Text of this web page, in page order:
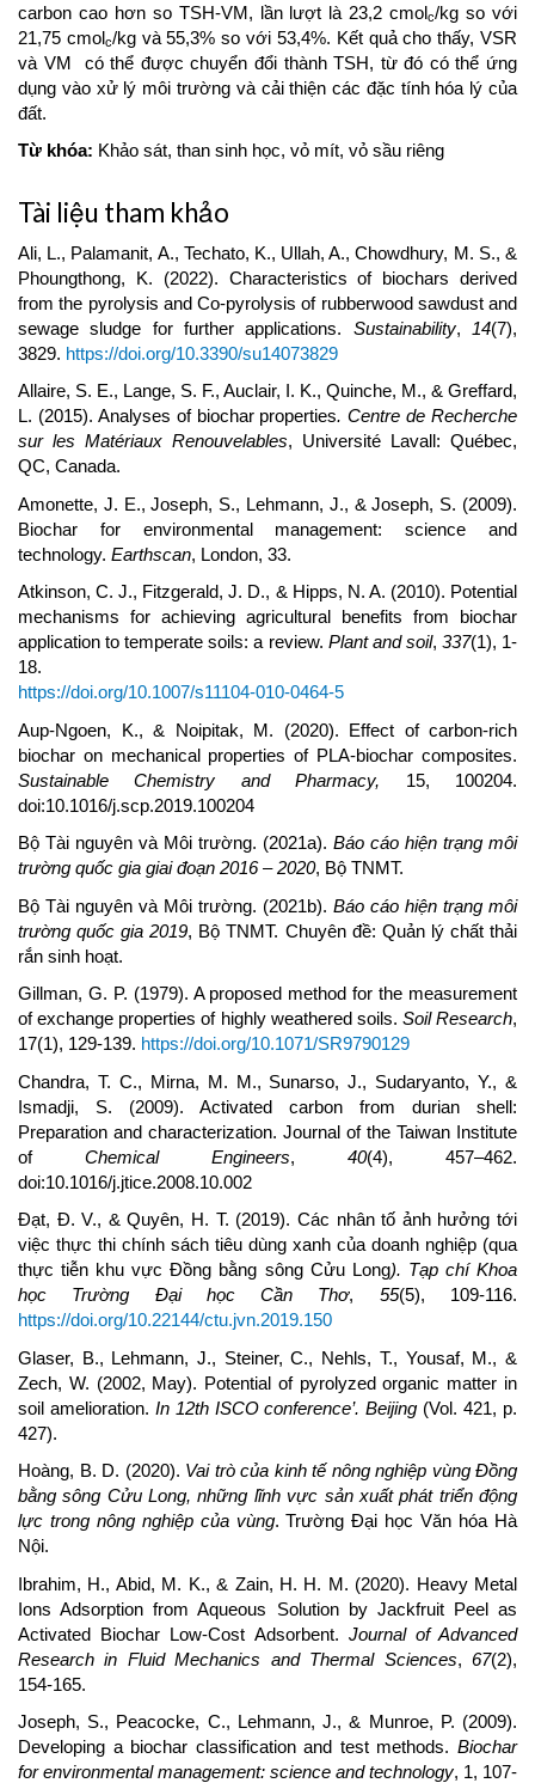
carbon cao hơn so TSH-VM, lần lượt là 23,2 cmolc/kg so với
21,75 cmolc/kg và 55,3% so với 53,4%. Kết quả cho thấy, VSR
và VM có thể được chuyển đổi thành TSH, từ đó có thể ứng
dụng vào xử lý môi trường và cải thiện các đặc tính hóa lý của
đất.
Từ khóa: Khảo sát, than sinh học, vỏ mít, vỏ sầu riêng
Article
Details
Tài liệu tham khảo
Ali, L., Palamanit, A., Techato, K., Ullah, A., Chowdhury, M. S., &
Phoungthong, K. (2022). Characteristics of biochars derived
from the pyrolysis and Co-pyrolysis of rubberwood sawdust and
sewage sludge for further applications. Sustainability, 14(7),
3829. https://doi.org/10.3390/su14073829
Allaire, S. E., Lange, S. F., Auclair, I. K., Quinche, M., & Greffard,
L. (2015). Analyses of biochar properties. Centre de Recherche
sur les Matériaux Renouvelables, Université Lavall: Québec,
QC, Canada.
Amonette, J. E., Joseph, S., Lehmann, J., & Joseph, S. (2009).
Biochar for environmental management: science and
technology. Earthscan, London, 33.
Atkinson, C. J., Fitzgerald, J. D., & Hipps, N. A. (2010). Potential
mechanisms for achieving agricultural benefits from biochar
application to temperate soils: a review. Plant and soil, 337(1), 1-
18.
https://doi.org/10.1007/s11104-010-0464-5
Aup-Ngoen, K., & Noipitak, M. (2020). Effect of carbon-rich
biochar on mechanical properties of PLA-biochar composites.
Sustainable Chemistry and Pharmacy, 15, 100204.
doi:10.1016/j.scp.2019.100204
Bộ Tài nguyên và Môi trường. (2021a). Báo cáo hiện trạng môi
trường quốc gia giai đoạn 2016 – 2020, Bộ TNMT.
Bộ Tài nguyên và Môi trường. (2021b). Báo cáo hiện trạng môi
trường quốc gia 2019, Bộ TNMT. Chuyên đề: Quản lý chất thải
rắn sinh hoạt.
Gillman, G. P. (1979). A proposed method for the measurement
of exchange properties of highly weathered soils. Soil Research,
17(1), 129-139. https://doi.org/10.1071/SR9790129
Chandra, T. C., Mirna, M. M., Sunarso, J., Sudaryanto, Y., &
Ismadji, S. (2009). Activated carbon from durian shell:
Preparation and characterization. Journal of the Taiwan Institute
of Chemical Engineers, 40(4), 457–462.
doi:10.1016/j.jtice.2008.10.002
Đạt, Đ. V., & Quyên, H. T. (2019). Các nhân tố ảnh hưởng tới
việc thực thi chính sách tiêu dùng xanh của doanh nghiệp (qua
thực tiễn khu vực Đồng bằng sông Cửu Long). Tạp chí Khoa
học Trường Đại học Cần Thơ, 55(5), 109-116.
https://doi.org/10.22144/ctu.jvn.2019.150
Glaser, B., Lehmann, J., Steiner, C., Nehls, T., Yousaf, M., &
Zech, W. (2002, May). Potential of pyrolyzed organic matter in
soil amelioration. In 12th ISCO conference’. Beijing (Vol. 421, p.
427).
Hoàng, B. D. (2020). Vai trò của kinh tế nông nghiệp vùng Đồng
bằng sông Cửu Long, những lĩnh vực sản xuất phát triển động
lực trong nông nghiệp của vùng. Trường Đại học Văn hóa Hà
Nội.
Ibrahim, H., Abid, M. K., & Zain, H. H. M. (2020). Heavy Metal
Ions Adsorption from Aqueous Solution by Jackfruit Peel as
Activated Biochar Low-Cost Adsorbent. Journal of Advanced
Research in Fluid Mechanics and Thermal Sciences,67(2),
154-165.
Joseph, S., Peacocke, C., Lehmann, J., & Munroe, P. (2009).
Developing a biochar classification and test methods. Biochar
for environmental management: science and technology, 1, 107-